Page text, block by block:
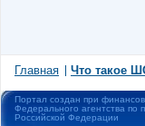
Главная Что такое
Портал создан при
Федерального агентства по
Российской Федерации